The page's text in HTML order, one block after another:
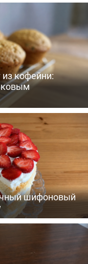
кофейни:
шифоновый